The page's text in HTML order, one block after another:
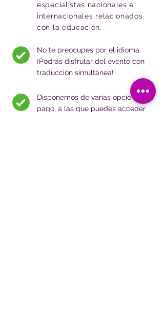
especialistas nacionales e
internacionales relacionados
con la educación.
No te preocupes por el idioma.
¡Podrás disfrutar del evento con
traducción simultánea!
Disponemos de varias opciones de
pago, a las que puedes acceder